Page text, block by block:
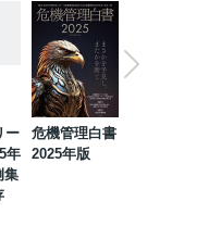
ー
年
集
危機管理白書
2025年版